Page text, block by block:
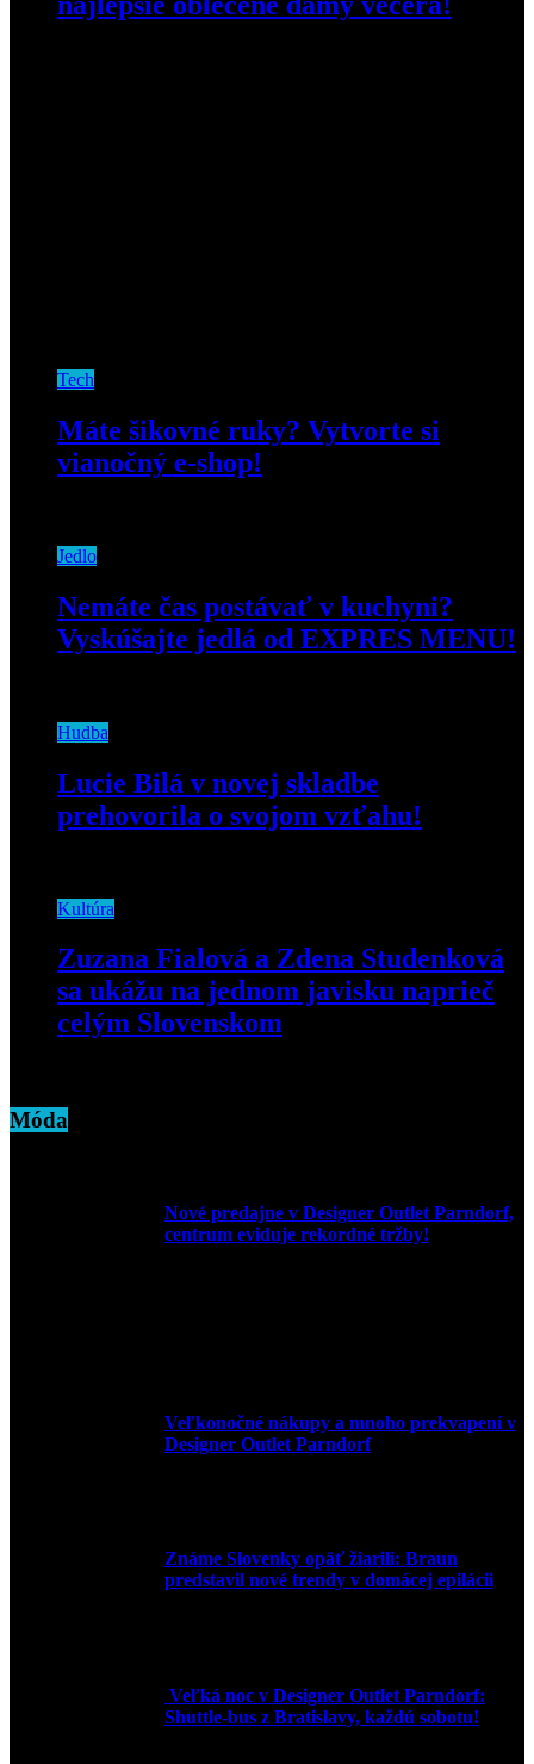
Tech
Máte šikovné ruky? Vytvorte si
vianočný e-shop!
Jedlo
Nemáte čas postávať v kuchyni?
Vyskúšajte jedlá od EXPRES MENU!
Hudba
Lucie Bilá v novej skladbe
prehovorila o svojom vzťahu!
Kultúra
Zuzana Fialová a Zdena Studenková
sa ukážu na jednom javisku naprieč
celým Slovenskom
Móda
Nové predajne v Designer Outlet Parndorf,
centrum eviduje rekordné tržby!
Veľkonočné nákupy a mnoho prekvapení v
Designer Outlet Parndorf
Známe Slovenky opäť žiarili: Braun
predstavil nové trendy v domácej epilácii
Veľká noc v Designer Outlet Parndorf:
Shuttle-bus z Bratislavy, každú sobotu!